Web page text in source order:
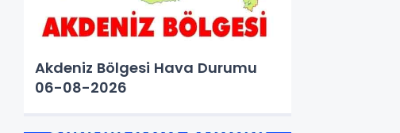
Akdeniz Bölgesi Hava Durumu
06-08-2026